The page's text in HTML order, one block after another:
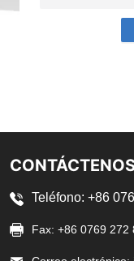
Teléfono: +86
Fax: +86 0769 272